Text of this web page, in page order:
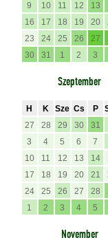
9
10 11 12 13
16
17 18 19 20
23
24 25 26 27
30
31 1 2 3
Szeptember
H K Sze Cs P
27
28 29 30 31
3
4 5 6 7
10
11 12 13 14
17
18 19 20 21
24
25 26 27 28
1
2 3 4 5
November